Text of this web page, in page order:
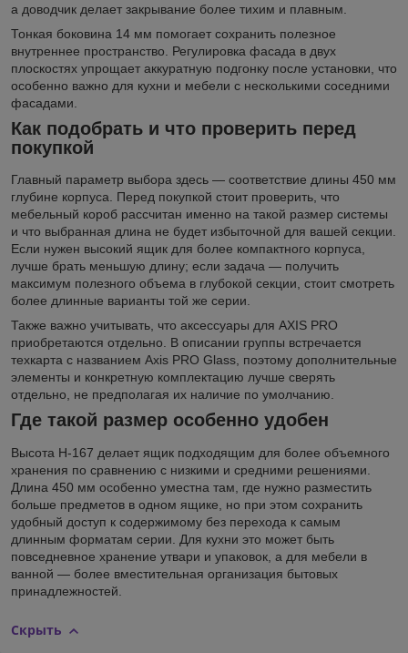
а доводчик делает закрывание более тихим и плавным.
Тонкая боковина 14 мм помогает сохранить полезное
внутреннее пространство. Регулировка фасада в двух
плоскостях упрощает аккуратную подгонку после установки, что
особенно важно для кухни и мебели с несколькими соседними
фасадами.
Как подобрать и что проверить перед
покупкой
Главный параметр выбора здесь — соответствие длины 450 мм
глубине корпуса. Перед покупкой стоит проверить, что
мебельный короб рассчитан именно на такой размер системы
и что выбранная длина не будет избыточной для вашей секции.
Если нужен высокий ящик для более компактного корпуса,
лучше брать меньшую длину; если задача — получить
максимум полезного объема в глубокой секции, стоит смотреть
более длинные варианты той же серии.
Также важно учитывать, что аксессуары для AXIS PRO
приобретаются отдельно. В описании группы встречается
техкарта с названием Axis PRO Glass, поэтому дополнительные
элементы и конкретную комплектацию лучше сверять
отдельно, не предполагая их наличие по умолчанию.
Где такой размер особенно удобен
Высота H-167 делает ящик подходящим для более объемного
хранения по сравнению с низкими и средними решениями.
Длина 450 мм особенно уместна там, где нужно разместить
больше предметов в одном ящике, но при этом сохранить
удобный доступ к содержимому без перехода к самым
длинным форматам серии. Для кухни это может быть
повседневное хранение утвари и упаковок, а для мебели в
ванной — более вместительная организация бытовых
принадлежностей.
Скрыть